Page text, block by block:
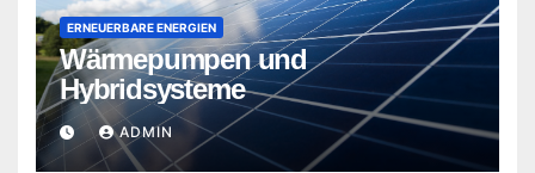
ERNEUERBARE ENERGIEN
Wärmepumpen und
Hybridsysteme
ADMIN